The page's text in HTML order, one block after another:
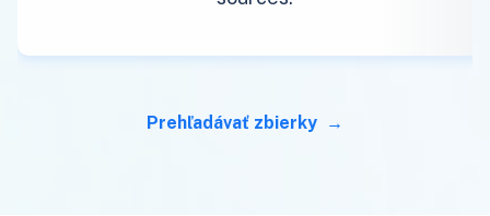
Prehľadávať zbierky